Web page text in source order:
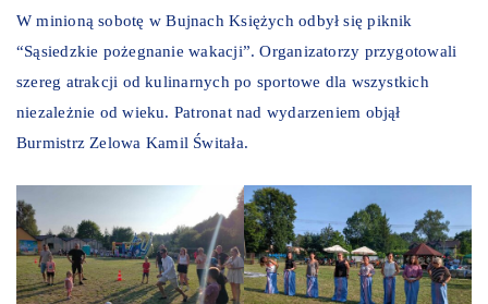
W minioną sobotę w Bujnach Księżych odbył się piknik
“Sąsiedzkie pożegnanie wakacji”. Organizatorzy przygotowali
szereg atrakcji od kulinarnych po sportowe dla wszystkich
niezależnie od wieku. Patronat nad wydarzeniem objął
Burmistrz Zelowa Kamil Świtała.